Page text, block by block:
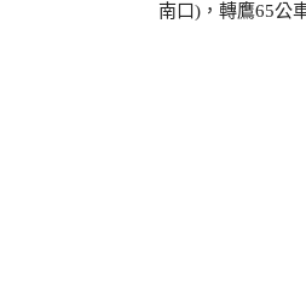
南口)，轉鷹65公